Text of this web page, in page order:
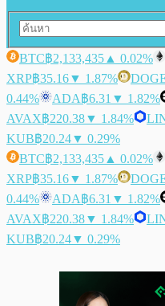
BTC฿2,133,435 ▲ 0.02%
XRP฿35.16▼ 1.87%
0.44%
ADA฿6.31 ▼ 1.82%
AVAX฿220.38▼ 1.84%
KUB฿20.24▼ 0.29%
BTC฿2,133,435 ▲ 0.02%
XRP฿35.16▼ 1.87%
0.44%
ADA฿6.31 ▼ 1.82%
AVAX฿220.38▼ 1.84%
KUB฿20.24▼ 0.29%